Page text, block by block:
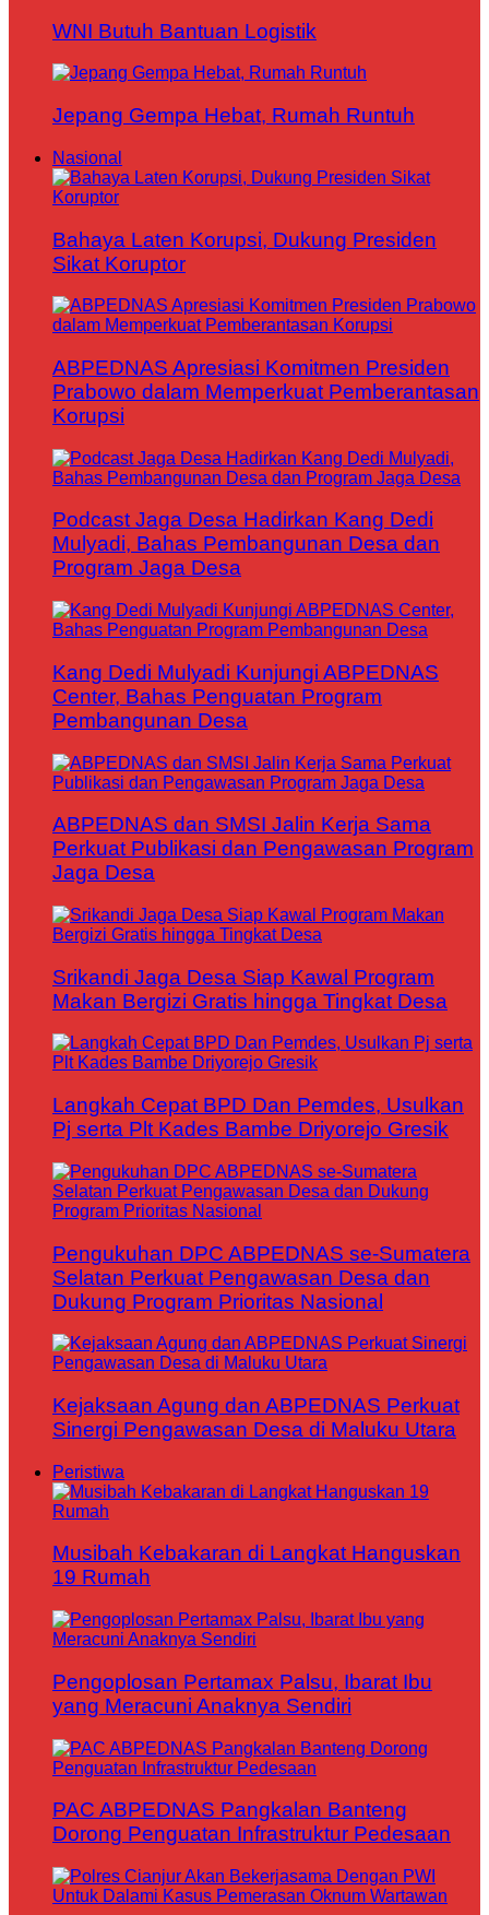
WNI Butuh Bantuan Logistik
Jepang Gempa Hebat, Rumah Runtuh
Nasional
Bahaya Laten Korupsi, Dukung Presiden
Sikat Koruptor
ABPEDNAS Apresiasi Komitmen Presiden
Prabowo dalam Memperkuat Pemberantasan
Korupsi
Podcast Jaga Desa Hadirkan Kang Dedi
Mulyadi, Bahas Pembangunan Desa dan
Program Jaga Desa
Kang Dedi Mulyadi Kunjungi ABPEDNAS
Center, Bahas Penguatan Program
Pembangunan Desa
ABPEDNAS dan SMSI Jalin Kerja Sama
Perkuat Publikasi dan Pengawasan Program
Jaga Desa
Srikandi Jaga Desa Siap Kawal Program
Makan Bergizi Gratis hingga Tingkat Desa
Langkah Cepat BPD Dan Pemdes, Usulkan
Pj serta Plt Kades Bambe Driyorejo Gresik
Pengukuhan DPC ABPEDNAS se-Sumatera
Selatan Perkuat Pengawasan Desa dan
Dukung Program Prioritas Nasional
Kejaksaan Agung dan ABPEDNAS Perkuat
Sinergi Pengawasan Desa di Maluku Utara
Peristiwa
Musibah Kebakaran di Langkat Hanguskan
19 Rumah
Pengoplosan Pertamax Palsu, Ibarat Ibu
yang Meracuni Anaknya Sendiri
PAC ABPEDNAS Pangkalan Banteng
Dorong Penguatan Infrastruktur Pedesaan